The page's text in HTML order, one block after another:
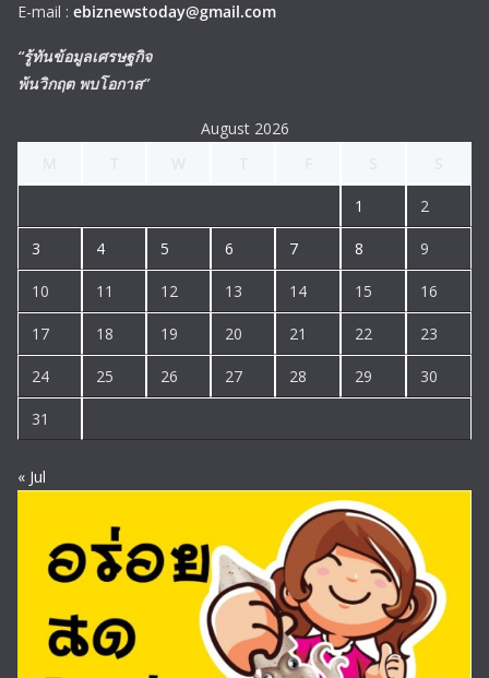
E-mail : ebiznewstoday@gmail.com
“รู้ทันข้อมูลเศรษฐกิจ
พ้นวิกฤต พบโอกาส”
August 2026
1 2
3 4 5 6 7 8 9
10 11 12 13 14 15 16
17 18 19 20 21 22 23
24 25 26 27 28 29 30
31
« Jul